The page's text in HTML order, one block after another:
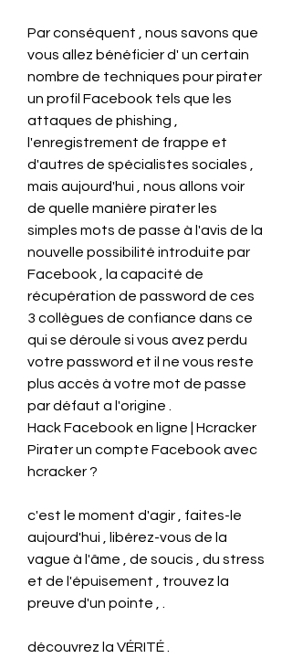
Par conséquent , nous savons que
vous allez bénéficier d' un certain
nombre de techniques pour pirater
un profil Facebook tels que les
attaques de phishing ,
l'enregistrement de frappe et
d'autres de spécialistes sociales ,
mais aujourd'hui , nous allons voir
de quelle manière pirater les
simples mots de passe à l'avis de la
nouvelle possibilité introduite par
Facebook , la capacité de
récupération de password de ces
3 collègues de confiance dans ce
qui se déroule si vous avez perdu
votre password et il ne vous reste
plus accès à votre mot de passe
par défaut a l'origine .
Hack Facebook en ligne | Hcracker
Pirater un compte Facebook avec
hcracker ?
c'est le moment d'agir , faites-le
aujourd'hui , libérez-vous de la
vague à l'âme , de soucis , du stress
et de l'épuisement , trouvez la
preuve d'un pointe , .
découvrez la VÉRITÉ .